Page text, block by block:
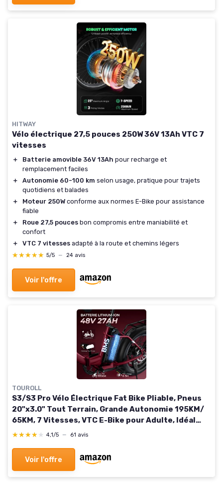
HITWAY
Vélo électrique 27,5 pouces 250W 36V 13Ah VTC 7
vitesses
＋ Batterie amovible 36V 13Ah pour recharge et
remplacement faciles
＋
Autonomie 60-100 km selon usage, pratique pour trajets
quotidiens et balades
＋
Moteur 250W conforme aux normes E-Bike pour assistance
fiable
＋
Roue 27,5 pouces bon compromis entre maniabilité et
confort
＋
VTC 7 vitesses adapté à la route et chemins légers
★★★★★
★★★★★ 5/5 — 24 avis
Voir l'offre
TOUROLL
S3/S3 Pro Vélo Électrique Fat Bike Pliable, Pneus
20"x3.0" Tout Terrain, Grande Autonomie 195KM/
65KM, 7 Vitesses, VTC E-Bike pour Adulte, Idéal
pour Les Longs trajets et Les Voyages S3 PRO
★★★★★
★★★★★ 4,1/5 — 61 avis
Voir l'offre